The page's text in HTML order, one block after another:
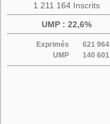
1 211 164 Inscrits
UMP : 22,6%
Exprimés
621 964
UMP
140 601